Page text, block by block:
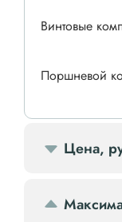
Винтовые
Поршневой
Спиральные
Цена,